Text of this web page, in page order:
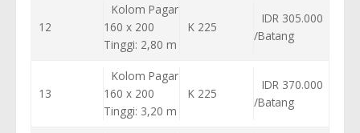
12
Kolom Pagar
160 x 200
Tinggi: 2,80 m
K 225
IDR 305.000
/Batang
13
Kolom Pagar
160 x 200
Tinggi: 3,20 m
K 225
IDR 370.000
/Batang